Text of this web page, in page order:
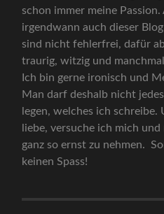
schon immer meine
irgendwann auch dieser
sind nicht fehlerfrei, dafür
traurig, witzig und
Ich bin gerne ironisch und
Man darf deshalb nicht
legen, welches ich schreibe.
liebe, versuche ich mich
ganz so ernst zu nehmen.
keinen Spass!